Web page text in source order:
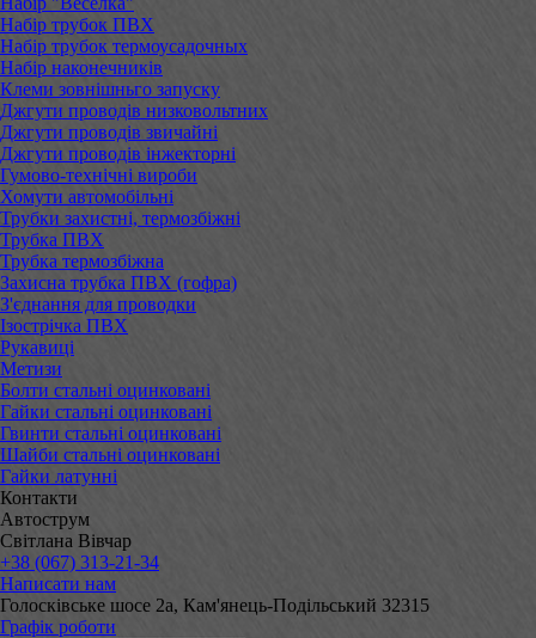
Набір трубок ПВХ
Набір трубок термоусадочных
Набір наконечників
Клеми зовнішньго запуску
Джгути проводів низковольтних
Джгути проводів звичайні
Джгути проводів інжекторні
Гумово-технічні вироби
Хомути автомобільні
Трубки захистні, термозбіжні
Трубка ПВХ
Трубка термозбіжна
Захисна трубка ПВХ (гофра)
З'єднання для проводки
Ізострічка ПВХ
Рукавиці
Метизи
Болти стальні оцинковані
Гайки стальні оцинковані
Гвинти стальні оцинковані
Шайби стальні оцинковані
Гайки латунні
Контакти
Автострум
Світлана Вівчар
+38 (067) 313-21-34
Написати нам
Голосківське шосе 2а, Кам'янець-Подільський 32315
Графік роботи